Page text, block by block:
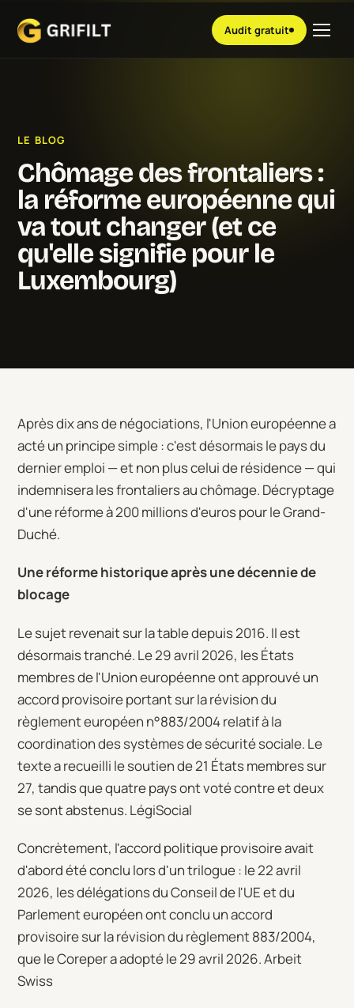
Audit gratuit
LE BLOG
Chômage des frontaliers :
la réforme européenne qui
va tout changer (et ce
qu'elle signifie pour le
Luxembourg)
Après dix ans de négociations, l'Union européenne a
acté un principe simple : c'est désormais le pays du
dernier emploi — et non plus celui de résidence — qui
indemnisera les frontaliers au chômage. Décryptage
d'une réforme à 200 millions d'euros pour le Grand-
Duché.
Une réforme historique après une décennie de
blocage
Le sujet revenait sur la table depuis 2016. Il est
désormais tranché. Le 29 avril 2026, les États
membres de l'Union européenne ont approuvé un
accord provisoire portant sur la révision du
règlement européen n°883/2004 relatif à la
coordination des systèmes de sécurité sociale. Le
texte a recueilli le soutien de 21 États membres sur
27, tandis que quatre pays ont voté contre et deux
se sont abstenus. LégiSocial
Concrètement, l'accord politique provisoire avait
d'abord été conclu lors d'un trilogue : le 22 avril
2026, les délégations du Conseil de l'UE et du
Parlement européen ont conclu un accord
provisoire sur la révision du règlement 883/2004,
que le Coreper a adopté le 29 avril 2026. Arbeit
Swiss